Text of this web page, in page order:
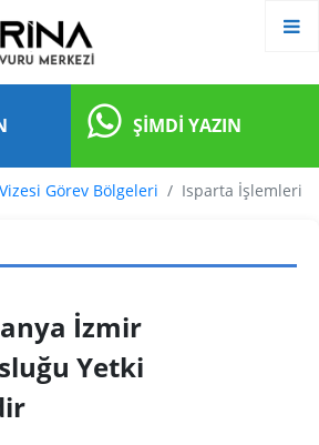
ŞIMDI YAZIN
Görev Bölgeleri Isparta İşlemleri
İzmir
Yetki